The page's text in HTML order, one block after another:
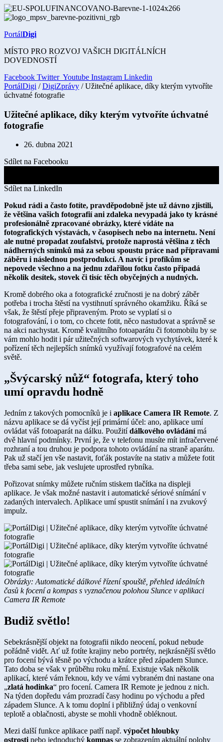
Přejít
k
PortálDigi
MÍSTO PRO ROZVOJ VAŠICH DIGITÁLNÍCH
DOVEDNOSTÍ
Facebook Twitter Youtube Instagram Linkedin
PortálDigi /DigiZprávy / Užitečné aplikace, díky kterým vytvoříte
úchvatné fotografie
Užitečné aplikace, díky kterým vytvoříte úchvatné
fotografie
26. dubna 2021
Sdílet na Facebooku
Sdílet na LinkedIn
Pokud rádi a často fotíte, pravděpodobně jste už dávno zjistili,
že většina vašich fotografií ani zdaleka nevypadá jako ty krásné
profesionálně zpracované obrázky, které vídáte na
fotografických výstavách, v časopisech nebo na internetu. Není
ale nutné propadat zoufalství, protože naprostá většina z těch
nádherných snímků má za sebou spoustu práce nad přípravami
záběru i následnou postprodukcí. A navíc i profíkům se
nepovede všechno a na jednu zdařilou fotku často připadá
několik desítek, stovek či tisíc těch obyčejných a nudných.
Kromě dobrého oka a fotografické zručnosti je na dobrý záběr
potřeba i trocha štěstí na vystihnutí správného okamžiku. Říká se
však, že štěstí přeje připraveným. Proto se vyplatí si o
fotografování, i o tom, co chcete fotit, něco nastudovat a správně se
na akci nachystat. Kromě kvalitního fotoaparátu či fotomobilu by se
vám mohlo hodit i pár užitečných softwarových vychytávek, které k
pořízení těch nejlepších snímků využívají fotografové na celém
světě.
„Švýcarský nůž“ fotografa, který toho
umí o​pravdu hodně
Jedním z takových pomocníků je i aplikace Camera IR Remote. Z
názvu aplikace se dá vyčíst její primární účel: ano, aplikace umí
ovládat váš fotoaparát na dálku. Použitídálkového ovládánímá
dvě hlavní podmínky. První je, že v telefonu musíte mít infračervené
rozhraní a tou druhou je podpora tohoto ovládání na straně aparátu.
Pak už stačí jen vše nastavit, foťák postavíte na stativ a můžete fotit
třeba sami sebe, jak veslujete uprostřed rybníka.
Pořizovat snímky můžete ručním stiskem tlačítka na displeji
aplikace. Je však možné nastavit i automatické sériové snímání v
zadaných intervalech. Aplikace umí spustit snímání i na zvukový
impulz.
Obrázky: Automatické dálkové řízení spouště, přehled ideálních
časů k focení a kompas s vyznačenou polohou Slunce v aplikaci
Camera IR Remote
Budiž ​světlo!
Sebekrásnější objekt na fotografii nikdo neocení, pokud nebude
pořádně vidět. Ať už fotíte krajiny nebo portréty, nejkrásnější světlo
pro focení bývá těsně po východu a krátce před západem Slunce.
Tato doba se však v průběhu roku mění. Existuje však několik
aplikací, které vám řeknou, kdy ve vámi vybraném dni nastane ona
„zlatá hodinka“ pro focení. Camera IR Remote je jednou z nich.
Na týden dopředu vám prozradí časy hodinu po východu a před
západem Slunce. A k tomu doplní i přibližný údaj o venkovní
teplotě a oblačnosti, abyste se mohli vhodně obléknout.
Mezi další funkce aplikace patří např. výpočet hloubky
ostrosti nebo jednoduchý kompas se zobrazením aktuální polohy